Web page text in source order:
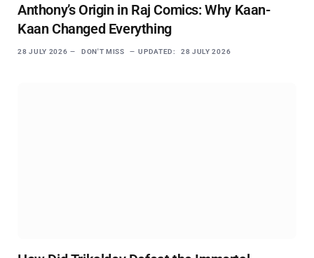
Anthony’s Origin in Raj Comics: Why Kaan-
Kaan Changed Everything
28 JULY 2026 DON'T MISS UPDATED: 28 JULY 2026